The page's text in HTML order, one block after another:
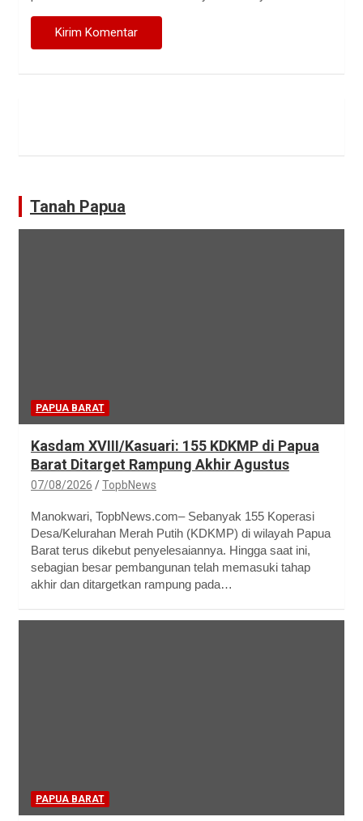
Tanah Papua
PAPUA BARAT
Kasdam XVIII/Kasuari: 155 KDKMP di Papua
Barat Ditarget Rampung Akhir Agustus
07/08/2026 TopbNews
Manokwari, TopbNews.com– Sebanyak 155 Koperasi
Desa/Kelurahan Merah Putih (KDKMP) di wilayah Papua
Barat terus dikebut penyelesaiannya. Hingga saat ini,
sebagian besar pembangunan telah memasuki tahap
akhir dan ditargetkan rampung pada…
PAPUA BARAT